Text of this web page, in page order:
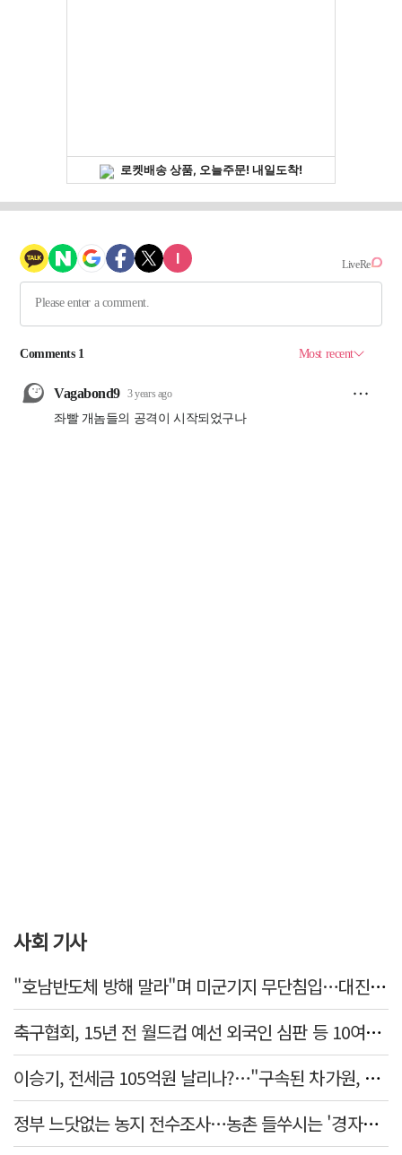
사회 기사
"호남반도체 방해 말라"며 미군기지 무단침입…대진연 회원 3명 '구속'
축구협회, 15년 전 월드컵 예선 외국인 심판 등 10여명에 '성 접대'
이승기, 전세금 105억원 날리나?…"구속된 차가원, 형사 범죄 영역"
정부 느닷없는 농지 전수조사…농촌 들쑤시는 '경자유전'의 칼날